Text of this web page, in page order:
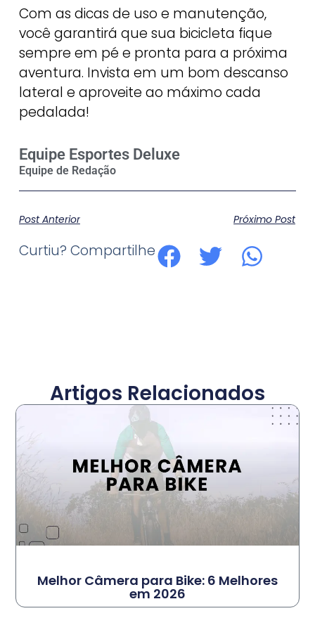
Com as dicas de uso e manutenção,
você garantirá que sua bicicleta fique
sempre em pé e pronta para a próxima
aventura. Invista em um bom descanso
lateral e aproveite ao máximo cada
pedalada!
Equipe Esportes Deluxe
Post Anterior Próximo Post
Curtiu? Compartilhe
Artigos Relacionados
Melhor Câmera para Bike: 6 Melhores
em 2026